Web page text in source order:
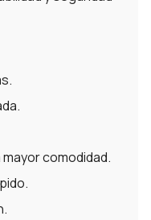
comodidad.